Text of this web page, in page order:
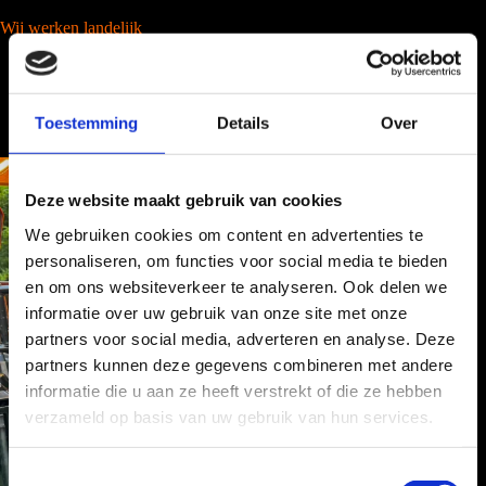
Toestemming Details Over
Deze website maakt gebruik van cookies
We gebruiken cookies om content en advertenties te
personaliseren, om functies voor social media te bieden
en om ons websiteverkeer te analyseren. Ook delen we
informatie over uw gebruik van onze site met onze
partners voor social media, adverteren en analyse. Deze
partners kunnen deze gegevens combineren met andere
informatie die u aan ze heeft verstrekt of die ze hebben
verzameld op basis van uw gebruik van hun services.
Wij werken landelijk